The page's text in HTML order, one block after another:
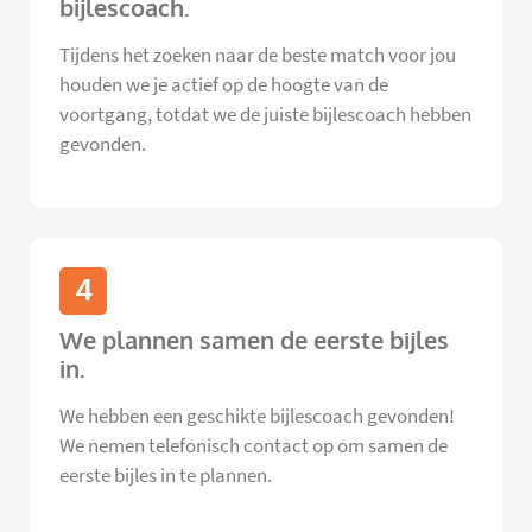
bijlescoach.
Tijdens het zoeken naar de beste match voor jou
houden we je actief op de hoogte van de
voortgang, totdat we de juiste bijlescoach hebben
gevonden.
4
We plannen samen de eerste bijles
in.
We hebben een geschikte bijlescoach gevonden!
We nemen telefonisch contact op om samen de
eerste bijles in te plannen.